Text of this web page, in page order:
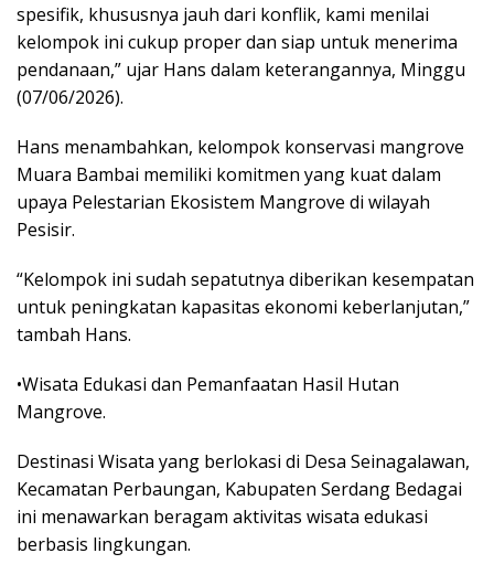
spesifik, khususnya jauh dari konflik, kami menilai
kelompok ini cukup proper dan siap untuk menerima
pendanaan,” ujar Hans dalam keterangannya, Minggu
(07/06/2026).
Hans menambahkan, kelompok konservasi mangrove
Muara Bambai memiliki komitmen yang kuat dalam
upaya Pelestarian Ekosistem Mangrove di wilayah
Pesisir.
“Kelompok ini sudah sepatutnya diberikan kesempatan
untuk peningkatan kapasitas ekonomi keberlanjutan,”
tambah Hans.
•Wisata Edukasi dan Pemanfaatan Hasil Hutan
Mangrove.
Destinasi Wisata yang berlokasi di Desa Seinagalawan,
Kecamatan Perbaungan, Kabupaten Serdang Bedagai
ini menawarkan beragam aktivitas wisata edukasi
berbasis lingkungan.